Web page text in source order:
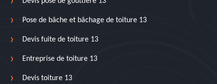
Pose de bâche et bâchage de toiture 13
Devis fuite de toiture 13
Entreprise de toiture 13
Devis toiture 13